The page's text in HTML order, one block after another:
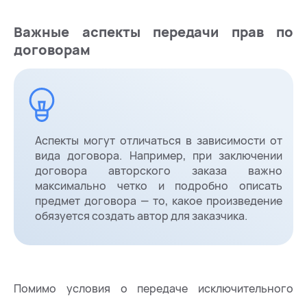
Важные аспекты передачи прав по
договорам
Аспекты могут отличаться в зависимости от
вида договора. Например, при заключении
договора авторского заказа важно
максимально четко и подробно описать
предмет договора — то, какое произведение
обязуется создать автор для заказчика.
Помимо условия о передаче исключительного